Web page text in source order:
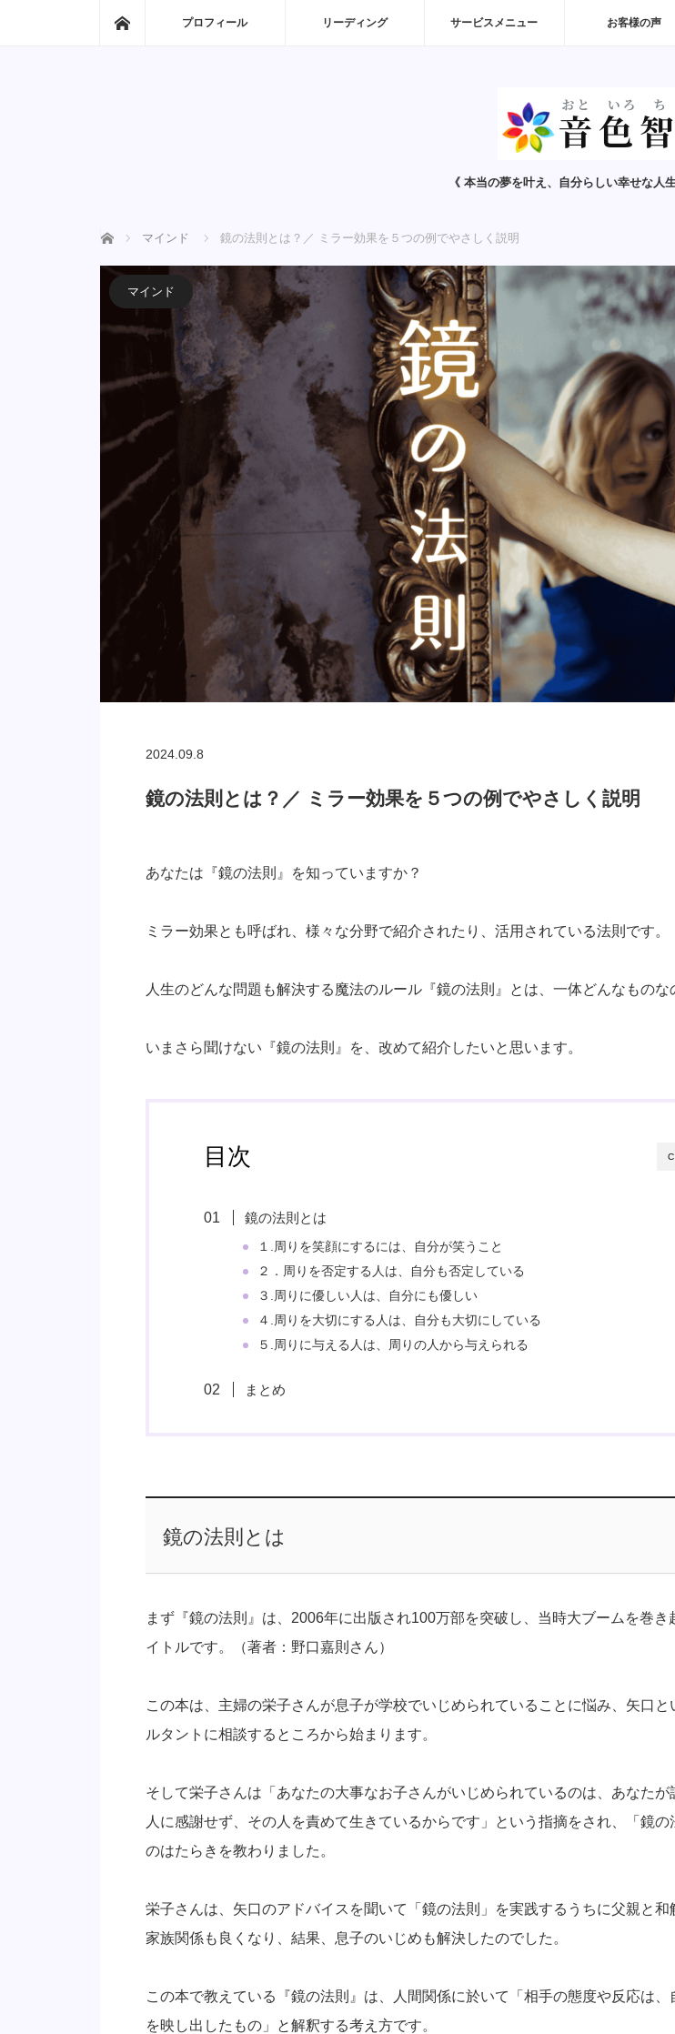
ホームプロフィール リーディング サービスメニュー お客様の声
《 本当の夢を叶え、自分らしい幸せな人
ホーム マインド 鏡の法則とは？／ ミラー効果を５つの例でやさしく説明
マインド
2024.09.8
鏡の法則とは？／ ミラー効果を５つの例でやさしく説明
あなたは『鏡の法則』を知っていますか？
ミラー効果とも呼ばれ、様々な分野で紹介されたり、活用されている法則です。
人生のどんな問題も解決する魔法のルール『鏡の法則』とは、一体どんなものな
いまさら聞けない『鏡の法則』を、改めて紹介したいと思います。
目次
鏡の法則とは
１.周りを笑顔にするには、自分が笑うこと
２．周りを否定する人は、自分も否定している
３.周りに優しい人は、自分にも優しい
４.周りを大切にする人は、自分も大切にしている
５.周りに与える人は、周りの人から与えられる
まとめ
鏡の法則とは
まず『鏡の法則』は、2006年に出版され100万部を突破し、当時大ブームを巻き
イトルです。（著者：野口嘉則さん）
この本は、主婦の栄子さんが息子が学校でいじめられていることに悩み、矢口と
ルタントに相談するところから始まります。
そして栄子さんは「あなたの大事なお子さんがいじめられているのは、あなたが
人に感謝せず、その人を責めて生きているからです」という指摘をされ、「鏡の
のはたらきを教わりました。
栄子さんは、矢口のアドバイスを聞いて「鏡の法則」を実践するうちに父親と和
家族関係も良くなり、結果、息子のいじめも解決したのでした。
この本で教えている『鏡の法則』は、人間関係に於いて「相手の態度や反応は、
を映し出したもの」と解釈する考え方です。